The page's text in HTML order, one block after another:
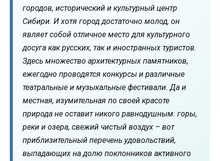
городов, исторический и культурный центр
Сибири. И хотя город достаточно молод, он
являет собой отличное место для культурного
досуга как русских, так и иностранных туристов.
Здесь множество архитектурных памятников,
ежегодно проводятся конкурсы и различные
театральные и музыкальные фестивали. Да и
местная, изумительная по своей красоте
природа не оставит никого равнодушным: горы,
реки и озера, свежий чистый воздух – вот
приблизительный перечень удовольствий,
выпадающих на долю поклонников активного